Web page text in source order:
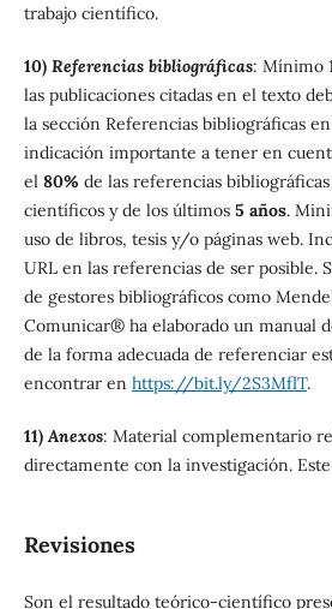
trabajo científico.
10)Referencias bibliográficas: Mínimo
las publicaciones citadas en el texto
la sección Referencias bibliográficas
indicación importante a tener en
el 80% de las referencias
científicos y de los últimos 5 años.
uso de libros, tesis y/o páginas web.
URL en las referencias de ser posible.
de gestores bibliográficos como
Comunicar® ha elaborado un manual
de la forma adecuada de referenciar
encontrar en https://bit.ly/2S3MflT.
11)Anexos: Material complementario
directamente con la investigación.
Revisiones
Son el resultado teórico-científico